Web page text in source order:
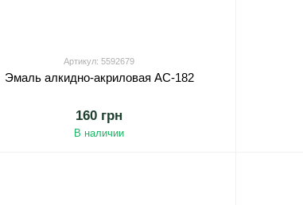
Артикул: 5592679
Эмаль алкидно-акриловая АС-182
160 грн
В наличии